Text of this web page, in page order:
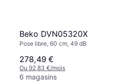
Beko DVN05320X
Pose libre, 60 cm, 49 dB
278,49 €
Ou 92,83 €/mois
6 magasins